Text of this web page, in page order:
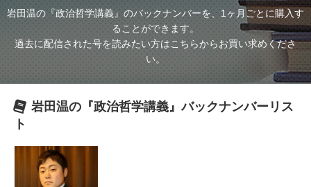
岩田温の『政治哲学講義』 のバックナンバーを、1ヶ月ごとに購入す
ることができます。
過去に配信された号を読みたい方はこちらからお買い求めくださ
い。
岩田温の『政治哲学講義』バックナンバーリス
ト